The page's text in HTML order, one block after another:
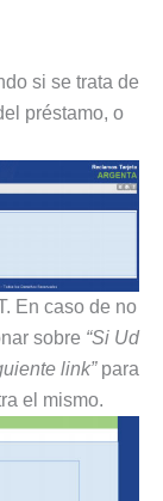
si se trata de
préstamo, o
En caso de no
sobre “Si Ud
link”para
el mismo.